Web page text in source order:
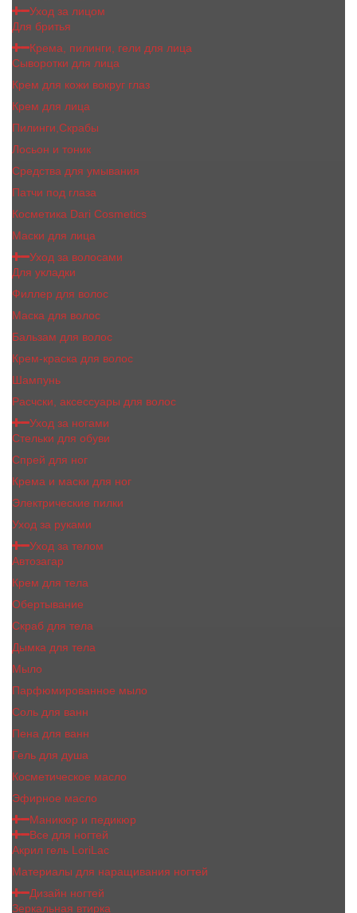
Уход за лицом
Для бритья
Крема, пилинги, гели для лица
Сыворотки для лица
Крем для кожи вокруг глаз
Крем для лица
Пилинги,Скрабы
Лосьон и тоник
Средства для умывания
Патчи под глаза
Косметика Dari Cosmetics
Маски для лица
Уход за волосами
Для укладки
Филлер для волос
Маска для волос
Бальзам для волос
Крем-краска для волос
Шампунь
Расчски, аксессуары для волос
Уход за ногами
Стельки для обуви
Спрей для ног
Крема и маски для ног
Электрические пилки
Уход за руками
Уход за телом
Автозагар
Крем для тела
Обертывание
Скраб для тела
Дымка для тела
Мыло
Парфюмированное мыло
Соль для ванн
Пена для ванн
Гель для душа
Косметическое масло
Эфирное масло
Маникюр и педикюр
Все для ногтей
Акрил гель LoriLac
Материалы для наращивания ногтей
Дизайн ногтей
Зеркальная втирка